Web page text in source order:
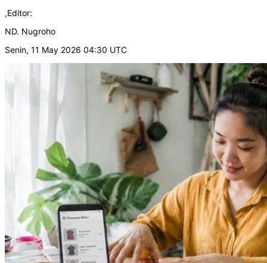
,Editor:
ND. Nugroho
Senin, 11 May 2026 04:30 UTC